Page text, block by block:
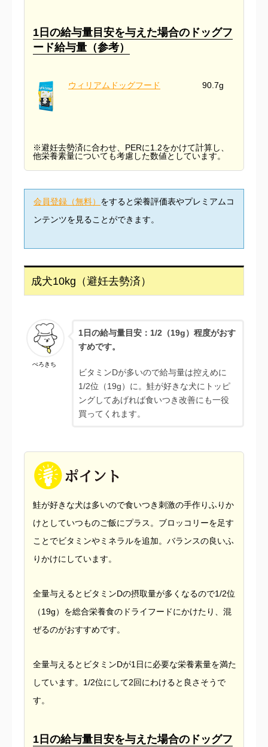
1日の給与量目安を与えた場合のドッグフ
ード給与量（参考）
ウィリアムドッグフード 90.7g
※避妊去勢済に合わせ、PERに1.2をかけて計算し、
他栄養素量についても考慮した数値としています。
会員登録（無料） をすると栄養評価表やプレミアムコ
ンテンツを見ることができます。
成犬10kg（避妊去勢済）
ぺろきち
1日の給与量目安：1/2（19g）程度がおす
すめです。
ビタミンDが多いので給与量は控えめに
1/2位（19g）に。鮭が好きな犬にトッピ
ングしてあげれば食いつき改善にも一役
買ってくれます。
鮭が好きな犬は多いので食いつき刺激の手作りふりか
けとしていつものご飯にプラス。ブロッコリーを足す
ことでビタミンやミネラルを追加。バランスの良いふ
りかけにしています。
全量与えるとビタミンDの摂取量が多くなるので1/2位
（19g）を総合栄養食のドライフードにかけたり、混
ぜるのがおすすめです。
全量与えるとビタミンDが1日に必要な栄養素量を満た
しています。1/2位にして2回にわけると良さそうで
す。
1日の給与量目安を与えた場合のドッグフ